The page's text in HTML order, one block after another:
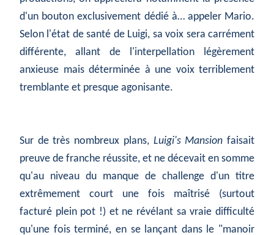
d'un bouton exclusivement dédié à… appeler Mario.
Selon l'état de santé de Luigi, sa voix sera carrément
différente, allant de l'interpellation légèrement
anxieuse mais déterminée à une voix terriblement
tremblante et presque agonisante.
Sur de très nombreux plans, Luigi's Mansion faisait
preuve de franche réussite, et ne décevait en somme
qu'au niveau du manque de challenge d'un titre
extrêmement court une fois maîtrisé (surtout
facturé plein pot !) et ne révélant sa vraie difficulté
qu'une fois terminé, en se lançant dans le "manoir